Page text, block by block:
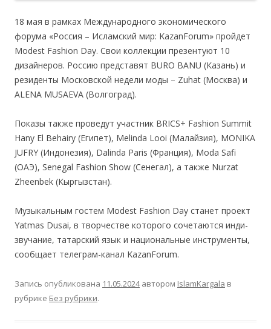
18 мая в рамках Международного экономического
форума «Россия – Исламский мир: KazanForum» пройдет
Modest Fashion Day. Свои коллекции презентуют 10
дизайнеров. Россию представят BURO BANU (Казань) и
резиденты Московской недели моды – Zuhat (Москва) и
ALENA MUSAEVA (Волгоград).
Показы также проведут участник BRICS+ Fashion Summit
Hany El Behairy (Египет), Melinda Looi (Малайзия), MONIKA
JUFRY (Индонезия), Dalinda Paris (Франция), Moda Safi
(ОАЭ), Senegal Fashion Show (Сенегал), а также Nurzat
Zheenbek (Кыргызстан).
Музыкальным гостем Modest Fashion Day станет проект
Yatmas Dusai, в творчестве которого сочетаются инди-
звучание, татарский язык и национальные инструменты,
сообщает телеграм-канал KazanForum.
Запись опубликована 11.05.2024автором IslamKargala в
рубрике Без рубрики.